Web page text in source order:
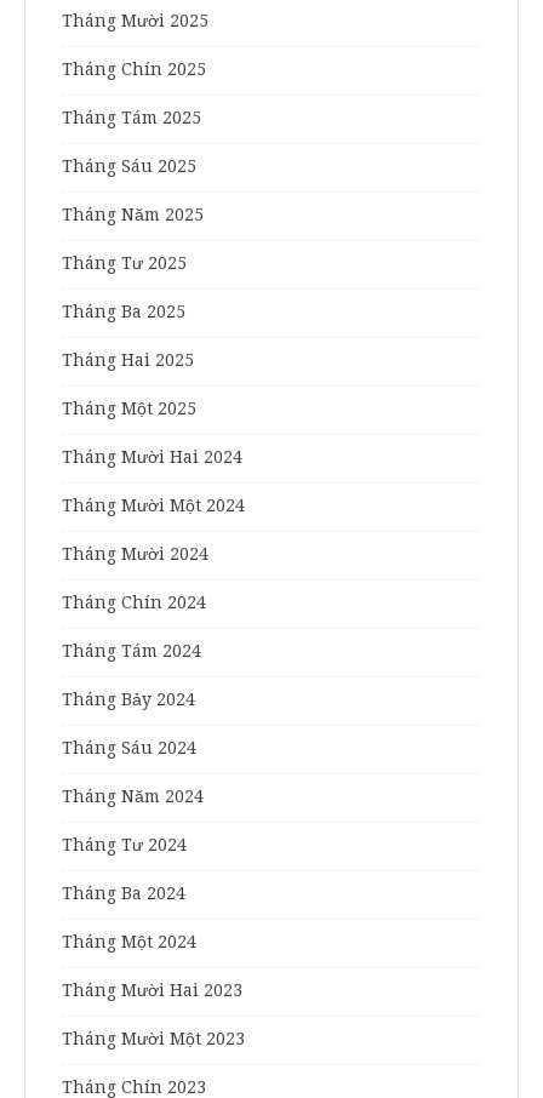
Tháng Mười 2025
Tháng Chín 2025
Tháng Tám 2025
Tháng Sáu 2025
Tháng Năm 2025
Tháng Tư 2025
Tháng Ba 2025
Tháng Hai 2025
Tháng Một 2025
Tháng Mười Hai 2024
Tháng Mười Một 2024
Tháng Mười 2024
Tháng Chín 2024
Tháng Tám 2024
Tháng Bảy 2024
Tháng Sáu 2024
Tháng Năm 2024
Tháng Tư 2024
Tháng Ba 2024
Tháng Một 2024
Tháng Mười Hai 2023
Tháng Mười Một 2023
Tháng Chín 2023